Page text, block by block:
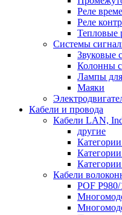
Реле
Реле
Тепловые
Системы
Звуковые
Колонны
Лампы
Маяки
Кабели и провода
Кабели LAN,
другие
Кабели
POF